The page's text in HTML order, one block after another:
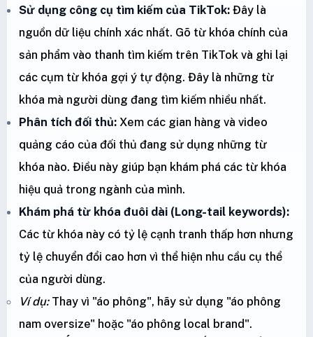
Sử dụng công cụ tìm kiếm của TikTok: Đây là
nguồn dữ liệu chính xác nhất. Gõ từ khóa chính của
sản phẩm vào thanh tìm kiếm trên TikTok và ghi lại
các cụm từ khóa gợi ý tự động. Đây là những từ
khóa mà người dùng đang tìm kiếm nhiều nhất.
Phân tích đối thủ: Xem các gian hàng và video
quảng cáo của đối thủ đang sử dụng những từ
khóa nào. Điều này giúp bạn khám phá các từ khóa
hiệu quả trong ngành của mình.
Khám phá từ khóa đuôi dài (Long-tail keywords):
Các từ khóa này có tỷ lệ cạnh tranh thấp hơn nhưng
tỷ lệ chuyển đổi cao hơn vì thể hiện nhu cầu cụ thể
của người dùng.
Ví dụ:Thay vì "áo phông", hãy sử dụng "áo phông
nam oversize" hoặc "áo phông local brand".